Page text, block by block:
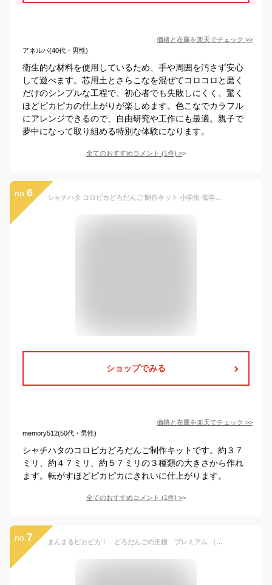
価格と在庫を楽天でチェック >>
アネルバ(40代・男性)
衛生的な材料を使用しているため、手や周囲を汚さず安心
して遊べます。芯用土とさらこなを混ぜてコロコロと磨く
だけのシンプルな工程で、初心者でも失敗しにくく、驚く
ほどピカピカの仕上がりが楽しめます。色こなでカラフル
にアレンジできるので、自由研究や工作にも最適。親子で
夢中になって取り組める特別な体験になります。
全てのおすすめコメント (1件) >
no. 6 シャチハタ コロピカどろだんご 制作キット 小学生 低学年 男の子 女の子 工作 夏休み 夏休みの宿題 自由研究 キット 泥団子 どろだんご 泥だんご 土 光る ピカピカ
ショップでみる
価格と在庫を楽天でチェック >>
memory512(50代・男性)
シャチハタのコロピカどろだんご制作キットです。約３７
ミリ、約４７ミリ、約５７ミリの３種類の大きさから作れ
ます。転がすほどピカピカにきれいに仕上がります。
全てのおすすめコメント (1件) >
no. 7 まんまるピカピカ！ どろだんごの王様 プレミアム （科学と学習PRESENTS） [ 科学編集部 ]